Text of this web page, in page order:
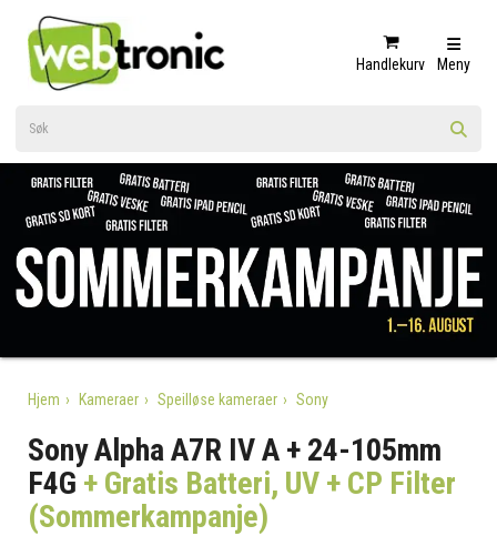
Handlekurv Meny
Hjem Kameraer Speilløse kameraer Sony
Sony Alpha A7R IV A + 24-105mm
F4G + Gratis Batteri, UV + CP Filter
(Sommerkampanje)